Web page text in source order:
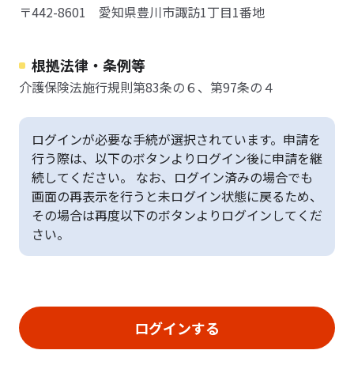
〒442-8601 愛知県豊川市諏訪1丁目1番地
根拠法律・条例等
介護保険法施行規則第83条の６、第97条の４
ログインが必要な手続が選択されています。申請を
行う際は、以下のボタンよりログイン後に申請を継
続してください。 なお、ログイン済みの場合でも
画面の再表示を行うと未ログイン状態に戻るため、
その場合は再度以下のボタンよりログインしてくだ
さい。